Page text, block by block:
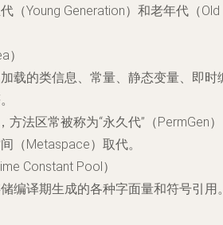
（Young Generation）和老年代（Old
）
载的类信息、常量、静态变量、即时
方法区常被称为“永久代”（PermGen
（Metaspace）取代。
Constant Pool）
编译期生成的各种字面量和符号引用